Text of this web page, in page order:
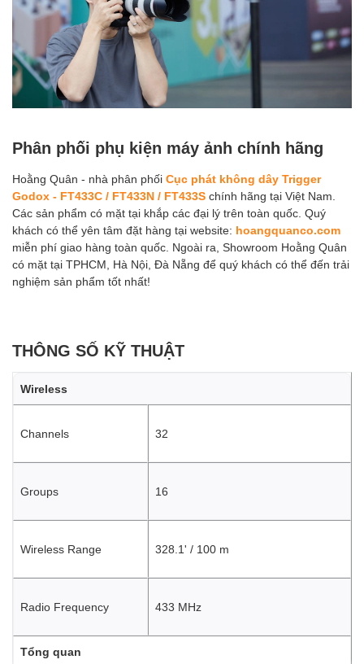
Phân phối phụ kiện máy ảnh chính hãng
Hoằng Quân - nhà phân phối Cục phát không dây Trigger
Godox - FT433C / FT433N / FT433S chính hãng tại Việt Nam.
Các sản phẩm có mặt tại khắp các đại lý trên toàn quốc. Quý
khách có thể yên tâm đặt hàng tại website: hoangquanco.com
miễn phí giao hàng toàn quốc. Ngoài ra, Showroom Hoằng Quân
có mặt tại TPHCM, Hà Nội, Đà Nẵng để quý khách có thể đến trải
nghiệm sản phẩm tốt nhất!
THÔNG SỐ KỸ THUẬT
Wireless
Channels 32
Groups 16
Wireless Range 328.1' / 100 m
Radio Frequency 433 MHz
Tổng quan